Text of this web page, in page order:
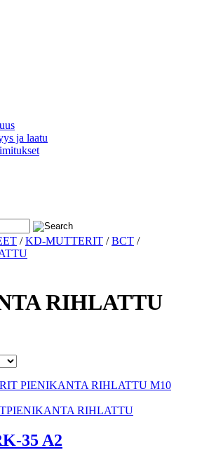
ja laatu
/KD-MUTTERIT /BCT /
RIHLATTU
PIENIKANTA RIHLATTU
35 A2